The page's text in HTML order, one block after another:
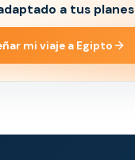
a tus planes
mi viaje a Egipto